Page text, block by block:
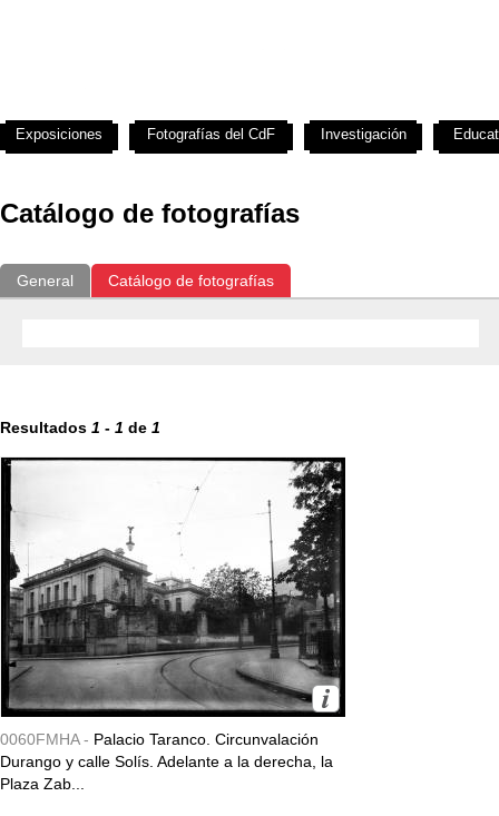
Catálogo de fotografías
General Catálogo de fotografías
Resultados 1 - 1 de 1
0060FMHA - Palacio Taranco. Circunvalación
Durango y calle Solís. Adelante a la derecha, la
Plaza Zab...
Exposiciones Fotografías del CdF Investigación